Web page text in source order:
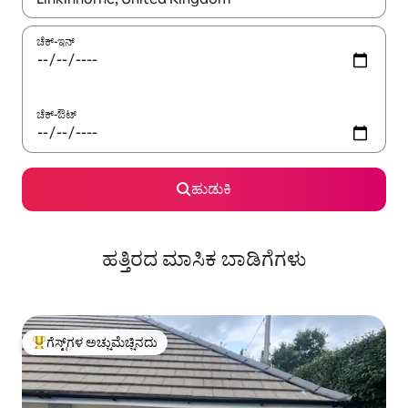
ಚೆಕ್-ಇನ್
ಚೆಕ್-ಔಟ್
ಹುಡುಕಿ
ಹತ್ತಿರದ ಮಾಸಿಕ ಬಾಡಿಗೆಗಳು
ಗೆಸ್ಟ್‌ಗಳಿಗೆ ಅತಿ ಹೆಚ್ಚು ಅಚ್ಚುಮೆಚ್ಚಿನದು
ಗೆಸ್ಟ್‌ಗಳ ಅಚ್ಚುಮೆಚ್ಚಿನದು